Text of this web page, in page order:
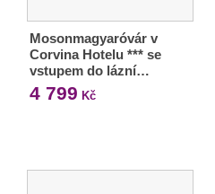
Mosonmagyaróvár v
Corvina Hotelu *** se
vstupem do lázní…
4 799 Kč